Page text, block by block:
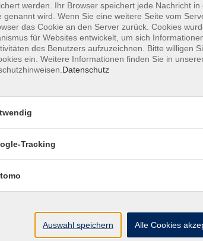
AGB
Volkshochschule Haar e.V.
Geschäftsstelle im Poststadl
Münchener Straße 3
85540 Haar
werden. Ihr Browser speichert jede Nachricht in
genannt wird. Wenn Sie eine weitere Seite vom
das Cookie an den Server zurück. Cookies
für Websites entwickelt, um sich
des Benutzers aufzuzeichnen. Bitte willigen
ein. Weitere Informationen finden Sie in
Datenschutz
Tracking
Auswahl speichern Alle Cookies